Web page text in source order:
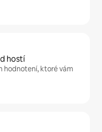
hostí
hodnotení, ktoré vám